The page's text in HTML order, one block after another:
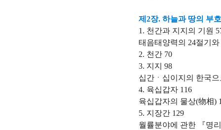
제2장. 하늘과 땅의 부
1. 천간과 지지의 기원
태음태양력의 24절기와
2. 천간 70
3. 지지 98
십간ㆍ십이지의 한국
4. 육십갑자 116
육십갑자의 물상(物相)
5. 지장간 129
월률분야에 관한 『명